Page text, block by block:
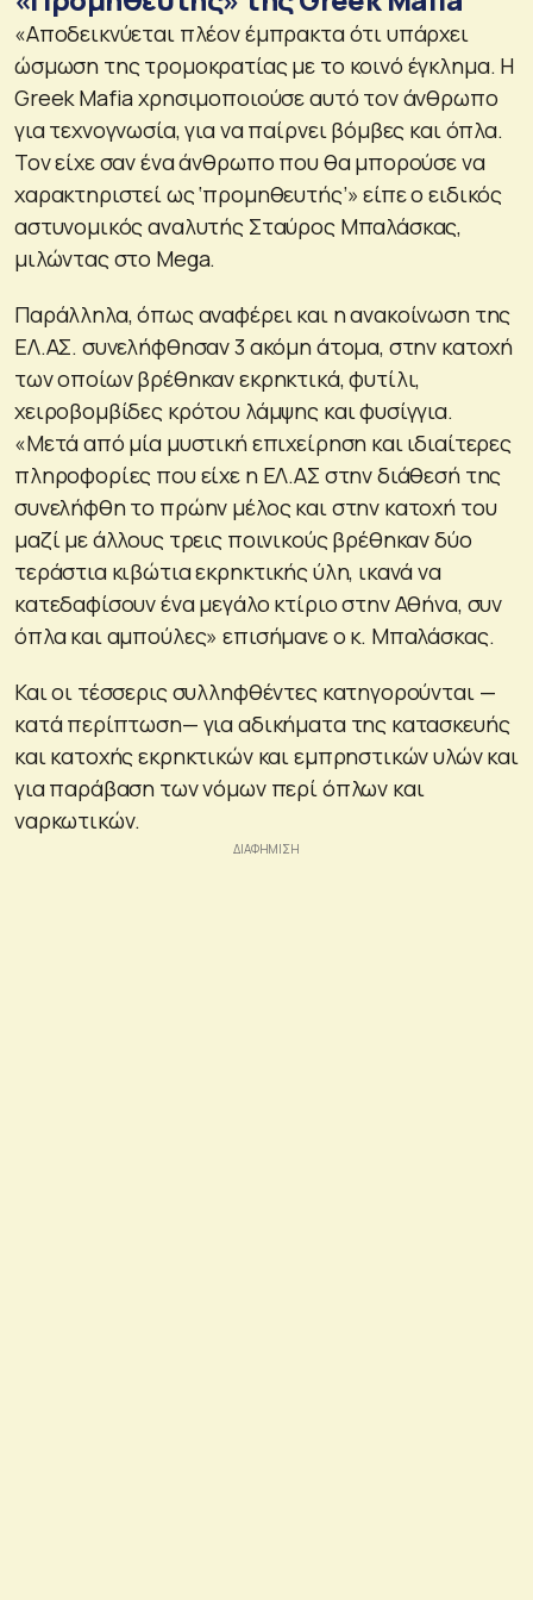
«Αποδεικνύεται πλέον έμπρακτα ότι υπάρχει
ώσμωση της τρομοκρατίας με το κοινό έγκλημα. Η
Greek Mafia χρησιμοποιούσε αυτό τον άνθρωπο
για τεχνογνωσία, για να παίρνει βόμβες και όπλα.
Τον είχε σαν ένα άνθρωπο που θα μπορούσε να
χαρακτηριστεί ως ‘προμηθευτής’» είπε ο ειδικός
αστυνομικός αναλυτής Σταύρος Μπαλάσκας,
μιλώντας στο Mega.
Παράλληλα, όπως αναφέρει και η ανακοίνωση της
ΕΛ.ΑΣ. συνελήφθησαν 3 ακόμη άτομα, στην κατοχή
των οποίων βρέθηκαν εκρηκτικά, φυτίλι,
χειροβομβίδες κρότου λάμψης και φυσίγγια.
«Μετά από μία μυστική επιχείρηση και ιδιαίτερες
πληροφορίες που είχε η ΕΛ.ΑΣ στην διάθεσή της
συνελήφθη το πρώην μέλος και στην κατοχή του
μαζί με άλλους τρεις ποινικούς βρέθηκαν δύο
τεράστια κιβώτια εκρηκτικής ύλη, ικανά να
κατεδαφίσουν ένα μεγάλο κτίριο στην Αθήνα, συν
όπλα και αμπούλες» επισήμανε ο κ. Μπαλάσκας.
Και οι τέσσερις συλληφθέντες κατηγορούνται —
κατά περίπτωση— για αδικήματα της κατασκευής
και κατοχής εκρηκτικών και εμπρηστικών υλών και
για παράβαση των νόμων περί όπλων και
ναρκωτικών.